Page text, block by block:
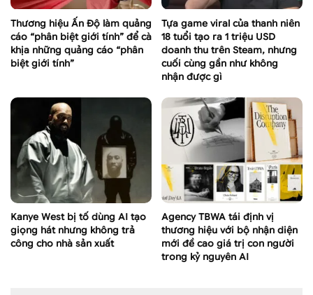
Thương hiệu Ấn Độ làm quảng
cáo “phân biệt giới tính” để cà
khịa những quảng cáo “phân
biệt giới tính”
Tựa game viral của thanh niên
18 tuổi tạo ra 1 triệu USD
doanh thu trên Steam, nhưng
cuối cùng gần như không
nhận được gì
Kanye West bị tố dùng AI tạo
giọng hát nhưng không trả
công cho nhà sản xuất
Agency TBWA tái định vị
thương hiệu với bộ nhận diện
mới đề cao giá trị con người
trong kỷ nguyên AI